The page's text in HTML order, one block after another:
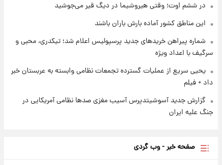
سیگنال‌های جدید برای بازار طلا؛ پیش‌بینی
قیمت سکه و طلا فردا
در ششم اوت؛ وقتی هیروشیما در دیگ قیر می‌جوشید
این مناطق کشور آماده بارش باران باشند
شماره پیراهن خریدهای جدید پرسپولیس اعلام شد؛ تیکدری، محبی و
سرگیف با اعداد ویژه
یحیی سریع از عملیات گسترده تجمعات نظامی وابسته به عربستان خبر
داد + فیلم
گزارش جدید آسوشیتدپرس آسیب مغزی صدها نظامی آمریکایی در
جنگ علیه ایران
صفحه خبر - وب گردی